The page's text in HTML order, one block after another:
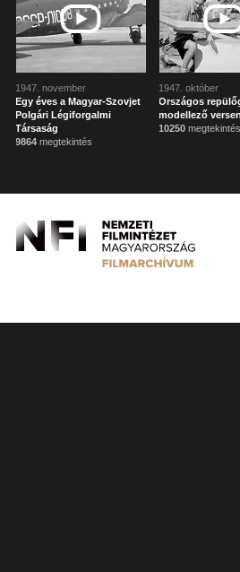
1947. november
Egy éves a Magyar-Szovjet
Polgári Légiforgalmi
Társaság
9864 megtekintés
1947. október
Országos
modellező
10250 megtekintés